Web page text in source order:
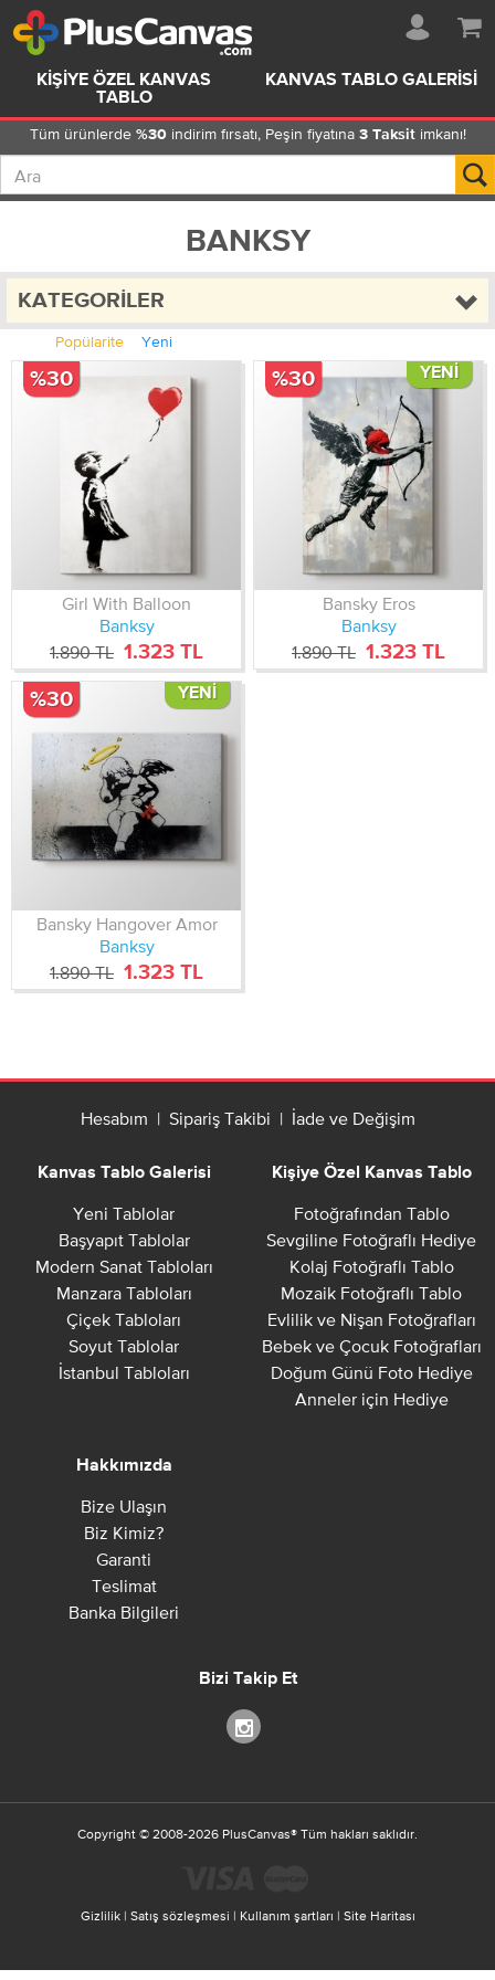
KIŞIYE ÖZEL KANVAS
TABLO
KANVAS TABLO GALERISI
Tüm ürünlerde %30 indirim fırsatı, Peşin fiyatına 3 Taksitimkanı!
BANKSY
KATEGORILER
Popülarite Yeni
Girl With Balloon
Banksy
1.890 TL 1.323 TL
%30 YENI
Bansky Eros
Banksy
1.890 TL 1.323 TL
%30
YENI
Bansky Hangover Amor
Banksy
1.890 TL 1.323 TL
%30
Hesabım | Sipariş Takibi | İade ve Değişim
Kanvas Tablo Galerisi
Yeni Tablolar
Başyapıt Tablolar
Modern Sanat Tabloları
Manzara Tabloları
Çiçek Tabloları
Soyut Tablolar
İstanbul Tabloları
Kişiye Özel Kanvas Tablo
Fotoğrafından Tablo
Sevgiline Fotoğraflı Hediye
Kolaj Fotoğraflı Tablo
Mozaik Fotoğraflı Tablo
Evlilik ve Nişan Fotoğrafları
Bebek ve Çocuk Fotoğrafları
Doğum Günü Foto Hediye
Anneler için Hediye
Hakkımızda
Bize Ulaşın
Biz Kimiz?
Garanti
Teslimat
Banka Bilgileri
Bizi Takip Et
Copyright © 2008-2026 PlusCanvas® Tüm hakları saklıdır.
Gizlilik| Satış sözleşmesi | Kullanım şartları | Site Haritası